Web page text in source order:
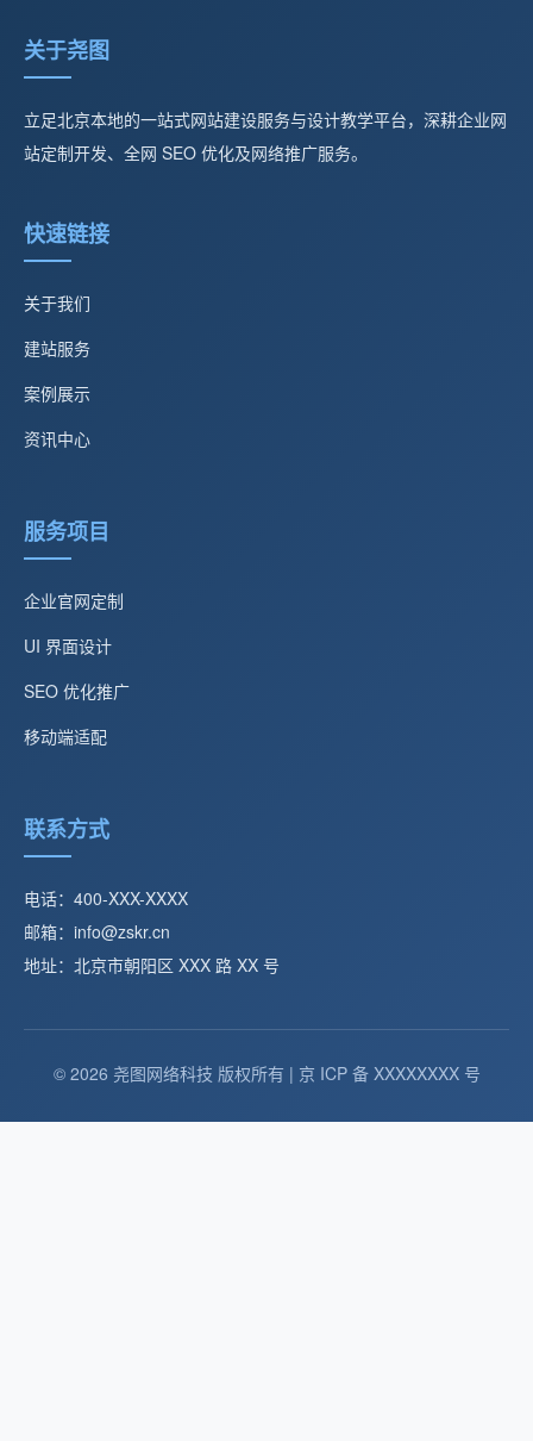
关于尧图
立足北京本地的一站式网站建设服务与设计教学平台，深耕企业网
站定制开发、全网 SEO 优化及网络推广服务。
快速链接
关于我们
建站服务
案例展示
资讯中心
服务项目
企业官网定制
UI 界面设计
SEO 优化推广
移动端适配
联系方式
电话：400-XXX-XXXX
邮箱：info@zskr.cn
地址：北京市朝阳区 XXX 路 XX 号
© 2026 尧图网络科技 版权所有 | 京 ICP 备 XXXXXXXX 号